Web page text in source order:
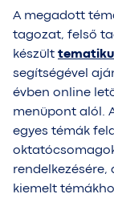
A megadott
tagozat, felső
készült
segítségével
évben online
menüpont alól.
egyes témák
kiemelt